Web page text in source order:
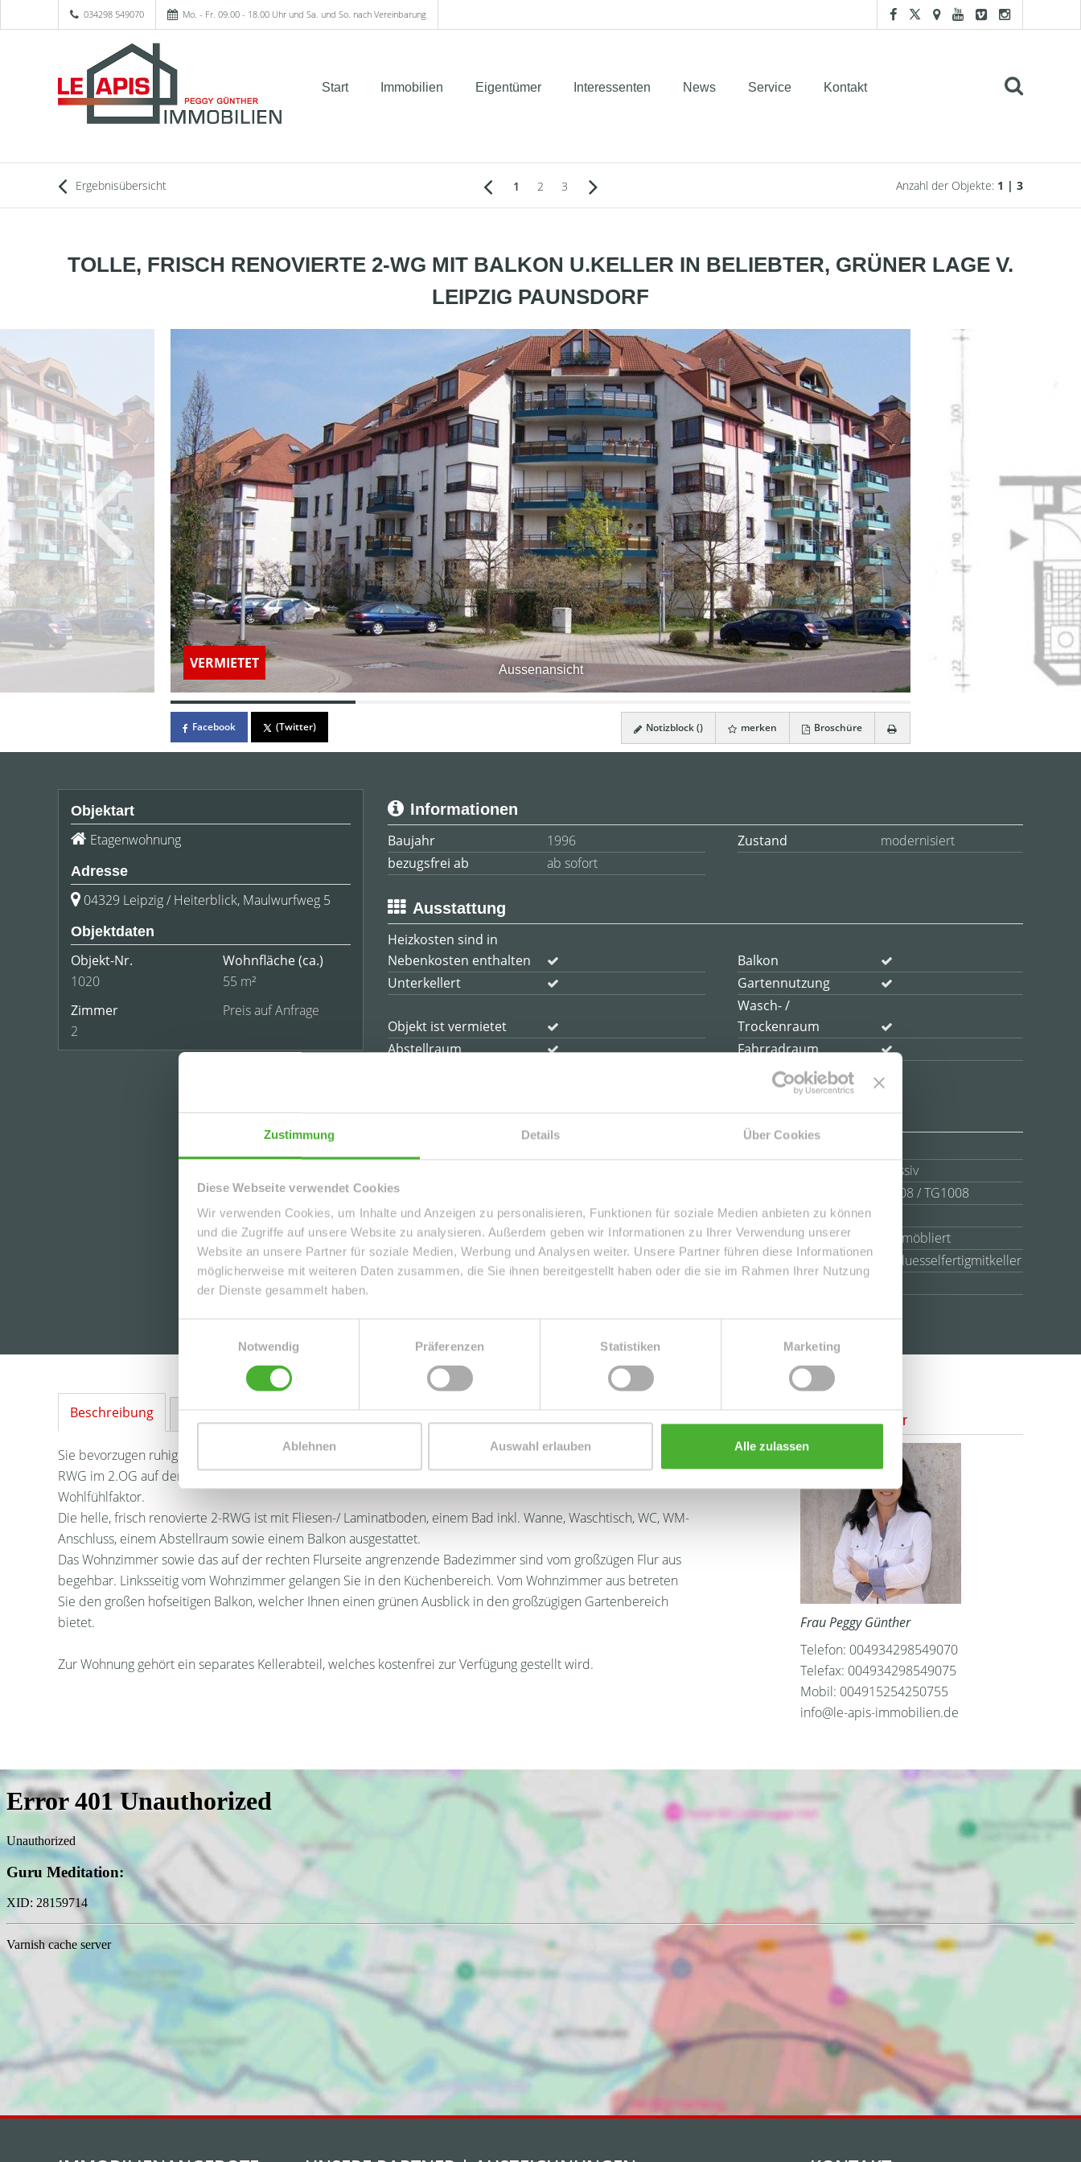
Zustimmung Details Über Cookies
Diese Webseite verwendet Cookies
Wir verwenden Cookies, um Inhalte und Anzeigen zu personalisieren, Funktionen für soziale Medien anbieten zu können
und die Zugriffe auf unsere Website zu analysieren. Außerdem geben wir Informationen zu Ihrer Verwendung unserer
Website an unsere Partner für soziale Medien, Werbung und Analysen weiter. Unsere Partner führen diese Informationen
möglicherweise mit weiteren Daten zusammen, die Sie ihnen bereitgestellt haben oder die sie im Rahmen Ihrer Nutzung
der Dienste gesammelt haben.
Notwendig
Präferenzen Statistiken Marketing
Ablehnen Auswahl erlauben Alle zulassen
034298 549070 Mo. - Fr. 09.00 - 18.00 Uhr und Sa. und So. nach Vereinbarung
Start Immobilien Eigentümer Interessenten News Service Kontakt
Ergebnisübersicht 1 2 3 Anzahl der Objekte: 1 | 3
TOLLE, FRISCH RENOVIERTE 2-WG MIT BALKON U.KELLER IN BELIEBTER, GRÜNER LAGE V.
LEIPZIG PAUNSDORF
Aussenansicht
VERMIETET
Facebook (Twitter) Notizblock () merken Broschüre
Objektart
Etagenwohnung
Adresse
04329 Leipzig / Heiterblick, Maulwurfweg 5
Objektdaten
Objekt-Nr.
1020
Wohnfläche(ca.)
55 m²
Zimmer
2
Preis auf Anfrage
Informationen
Baujahr
1996 Zustand
modernisiert
bezugsfrei ab
ab sofort
Ausstattung
Heizkosten sind in
Nebenkosten enthalten
Balkon
Unterkellert
Gartennutzung
Objekt ist vermietet
Wasch- /
Trockenraum
Abstellraum
Fahrradraum
Details
Massiv
Anzahl Stellplätze
WE08 / TG1008
Schlafzimmer
1 Badezimmer
Bodenbelag
Fliesen, Laminat möbliert
teil möbliert
Ausstattung
GEHOBEN Ausbaustufe
Schluesselfertigmitkeller
Reinigung
Beschreibung Ausstattung Lage Sonstiges
Sie bevorzugen ruhiges und trotzdem stadtnahes Wohnen? Dann ist die gemütliche sowie gut geschnittene 2-
RWG im 2.OG auf dem Maulwurfweg 5 in Heiterblick / Paunsdorf ein perfektes Domizil mit speziellen
Wohlfühlfaktor.
Die helle, frisch renovierte 2-RWG ist mit Fliesen-/ Laminatboden, einem Bad inkl. Wanne, Waschtisch, WC, WM-
Anschluss, einem Abstellraum sowie einem Balkon ausgestattet.
Das Wohnzimmer sowie das auf der rechten Flurseite angrenzende Badezimmer sind vom großzügen Flur aus
begehbar. Linksseitig vom Wohnzimmer gelangen Sie in den Küchenbereich. Vom Wohnzimmer aus betreten
Sie den großen hofseitigen Balkon, welcher Ihnen einen grünen Ausblick in den großzügigen Gartenbereich
bietet.
Zur Wohnung gehört ein separates Kellerabteil, welches kostenfrei zur Verfügung gestellt wird.
Ansprechpartner
Frau Peggy Günther
Telefon: 004934298549070
Telefax: 004934298549075
Mobil: 004915254250755
info@le-apis-immobilien.de
Kundenbewertungen und Erfahrungen zu